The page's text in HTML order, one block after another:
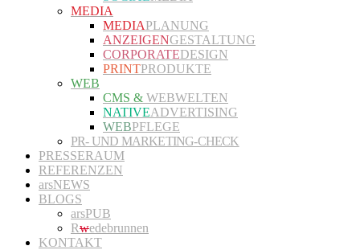
MEDIA
MEDIAPLANUNG
ANZEIGENGESTALTUNG
CORPORATEDESIGN
PRINTPRODUKTE
WEB
CMS & WEBWELTEN
NATIVEADVERTISING
WEBPFLEGE
PR- UND MARKETING-CHECK
PRESSERAUM
REFERENZEN
arsNEWS
BLOGS
arsPUB
Rwedebrunnen
KONTAKT